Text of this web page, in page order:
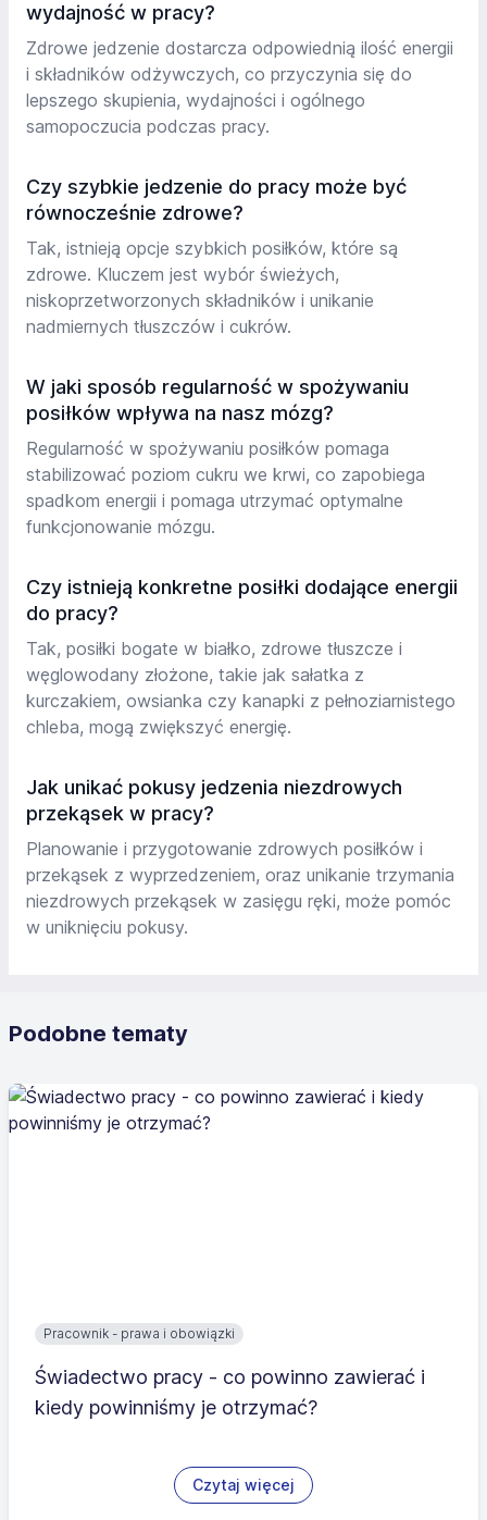
wydajność w pracy?
Zdrowe jedzenie dostarcza odpowiednią ilość energii
i składników odżywczych, co przyczynia się do
lepszego skupienia, wydajności i ogólnego
samopoczucia podczas pracy.
Czy szybkie jedzenie do pracy może być
równocześnie zdrowe?
Tak, istnieją opcje szybkich posiłków, które są
zdrowe. Kluczem jest wybór świeżych,
niskoprzetworzonych składników i unikanie
nadmiernych tłuszczów i cukrów.
W jaki sposób regularność w spożywaniu
posiłków wpływa na nasz mózg?
Regularność w spożywaniu posiłków pomaga
stabilizować poziom cukru we krwi, co zapobiega
spadkom energii i pomaga utrzymać optymalne
funkcjonowanie mózgu.
Czy istnieją konkretne posiłki dodające energii
do pracy?
Tak, posiłki bogate w białko, zdrowe tłuszcze i
węglowodany złożone, takie jak sałatka z
kurczakiem, owsianka czy kanapki z pełnoziarnistego
chleba, mogą zwiększyć energię.
Jak unikać pokusy jedzenia niezdrowych
przekąsek w pracy?
Planowanie i przygotowanie zdrowych posiłków i
przekąsek z wyprzedzeniem, oraz unikanie trzymania
niezdrowych przekąsek w zasięgu ręki, może pomóc
w uniknięciu pokusy.
Podobne tematy
Pracownik - prawa i obowiązki
Świadectwo pracy - co powinno zawierać i
kiedy powinniśmy je otrzymać?
Czytaj więcej